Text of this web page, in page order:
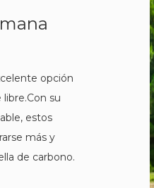
opción
su
estos
más y
de carbono.